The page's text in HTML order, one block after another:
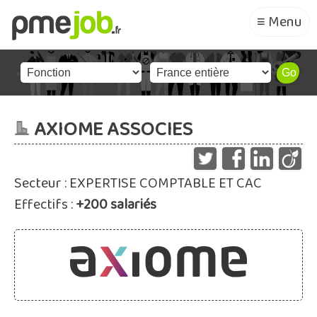
≡ Menu
AXIOME ASSOCIES
Secteur : EXPERTISE COMPTABLE ET CAC
Effectifs :+200 salariés